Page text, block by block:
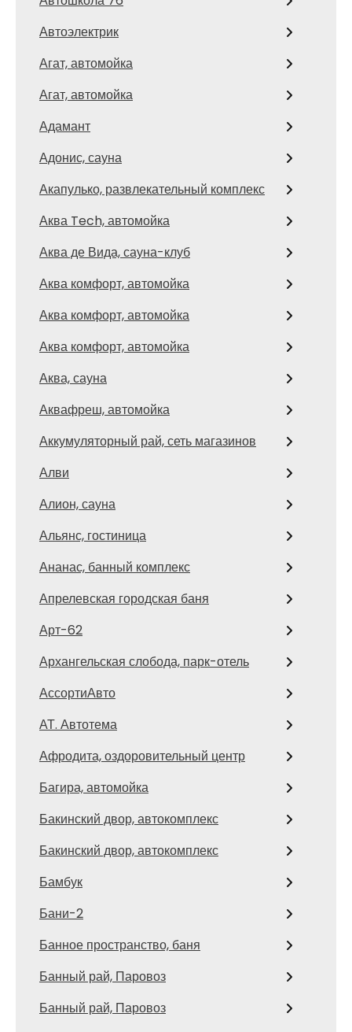
Автоэлектрик
Агат, автомойка
Агат, автомойка
Адамант
Адонис, сауна
Акапулько, развлекательный комплекс
Аква Tech, автомойка
Аква де Вида, сауна-клуб
Аква комфорт, автомойка
Аква комфорт, автомойка
Аква комфорт, автомойка
Аква, сауна
Аквафреш, автомойка
Аккумуляторный рай, сеть магазинов
Алви
Алион, сауна
Альянс, гостиница
Ананас, банный комплекс
Апрелевская городская баня
Арт-62
Архангельская слобода, парк-отель
АссортиАвто
АТ. Автотема
Афродита, оздоровительный центр
Багира, автомойка
Бакинский двор, автокомплекс
Бакинский двор, автокомплекс
Бамбук
Бани-2
Банное пространство, баня
Банный рай, Паровоз
Банный рай, Паровоз